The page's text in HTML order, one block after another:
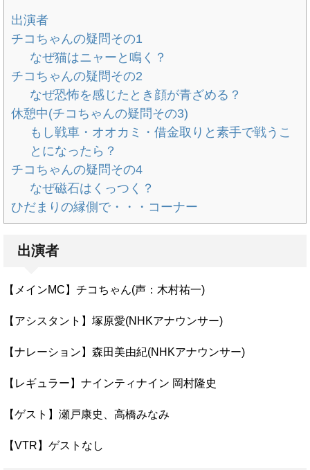
出演者
チコちゃんの疑問その1
なぜ猫はニャーと鳴く？
チコちゃんの疑問その2
なぜ恐怖を感じたとき顔が青ざめる？
休憩中(チコちゃんの疑問その3)
もし戦車・オオカミ・借金取りと素手で戦うこ
とになったら？
チコちゃんの疑問その4
なぜ磁石はくっつく？
ひだまりの縁側で・・・コーナー
出演者
【メインMC】チコちゃん(声：木村祐一)
【アシスタント】塚原愛(NHKアナウンサー)
【ナレーション】森田美由紀(NHKアナウンサー)
【レギュラー】ナインティナイン 岡村隆史
【ゲスト】瀬戸康史、高橋みなみ
【VTR】ゲストなし